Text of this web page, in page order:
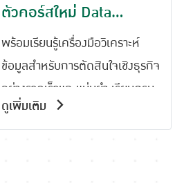
ตัวคอร์สใหม่ Data
Analytics with Power
BI
พร้อมเรียนรู้เครื่องมือวิเคราะห์
ข้อมูลสำหรับการตัดสินใจเชิงธุรกิจ
อย่างรวดเร็วและแม่นยำ เรียนครบ
จบใน 1 วัน รวมวิธีการ
ใช้Dashboard/Report และ
ดูเพิ่มเติม